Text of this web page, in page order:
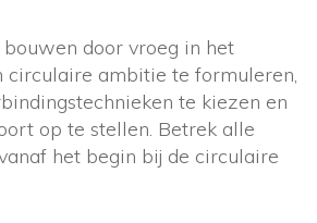
door vroeg in het
circulaire ambitie te formuleren,
te kiezen en
op te stellen. Betrek alle
het begin bij de circulaire